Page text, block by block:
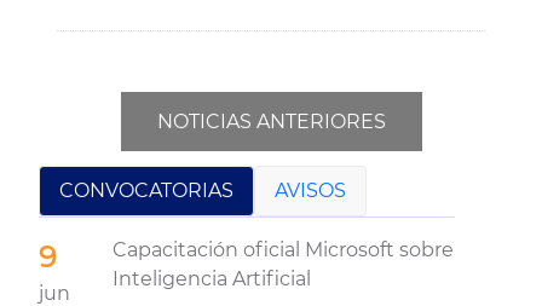
NOTICIAS ANTERIORES
CONVOCATORIAS AVISOS
9
jun
Capacitación oficial Microsoft sobre
Inteligencia Artificial